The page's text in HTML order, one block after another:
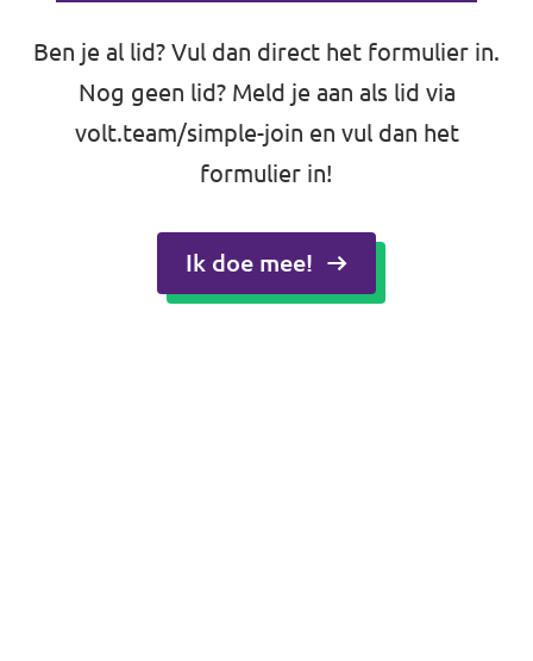
Ben je al lid? Vul dan direct het formulier in.
Nog geen lid? Meld je aan als lid via
volt.team/simple-join en vul dan het
formulier in!
Ik doe mee!